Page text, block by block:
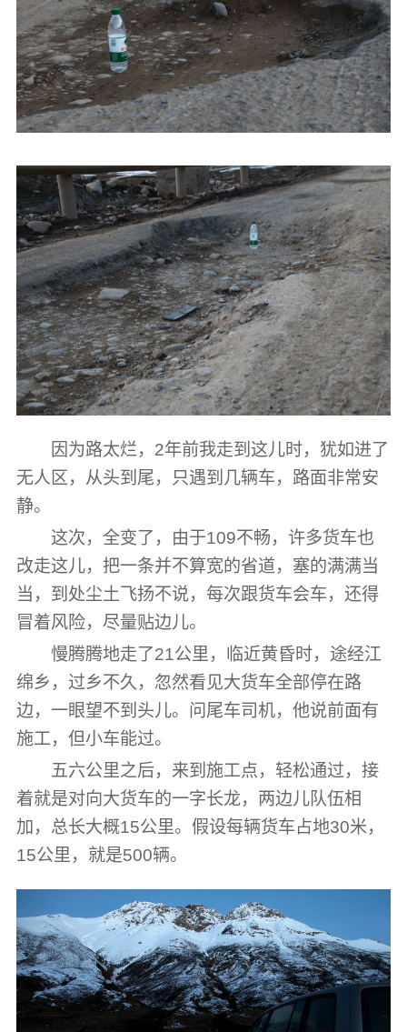
因为路太烂，2年前我走到这儿时，犹如进了
无人区，从头到尾，只遇到几辆车，路面非常安
静。
这次，全变了，由于109不畅，许多货车也
改走这儿，把一条并不算宽的省道，塞的满满当
当，到处尘土飞扬不说，每次跟货车会车，还得
冒着风险，尽量贴边儿。
慢腾腾地走了21公里，临近黄昏时，途经江
绵乡，过乡不久，忽然看见大货车全部停在路
边，一眼望不到头儿。问尾车司机，他说前面有
施工，但小车能过。
五六公里之后，来到施工点，轻松通过，接
着就是对向大货车的一字长龙，两边儿队伍相
加，总长大概15公里。假设每辆货车占地30米，
15公里，就是500辆。